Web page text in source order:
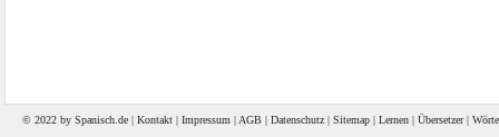
© 2022 by Spanisch .de | Kontakt | Impressum | AGB | Datenschutz | Sitemap | Lernen | Übersetzer|